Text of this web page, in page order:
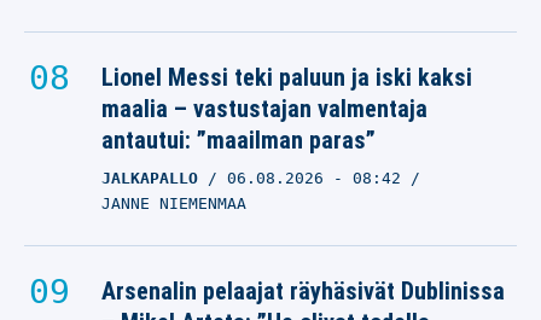
Lionel Messi teki paluun ja iski kaksi
maalia – vastustajan valmentaja
antautui: ”maailman paras”
JALKAPALLO 06.08.2026 - 08:42
JANNE NIEMENMAA
Arsenalin pelaajat räyhäsivät Dublinissa